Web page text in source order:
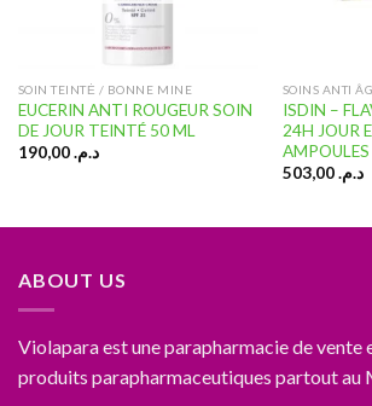
SOIN TEINTĖ / BONNE MINE
EUCERIN ANTI ROUGEUR SOIN
DE JOUR TEINTÉ 50 ML
د.م.190,00
SOINS ANTI
ISDIN –
24H JOUR
AMPOULES
د.م.503,00
ABOUT US
Violapara est une parapharmacie de vente
produits parapharmaceutiques partout au